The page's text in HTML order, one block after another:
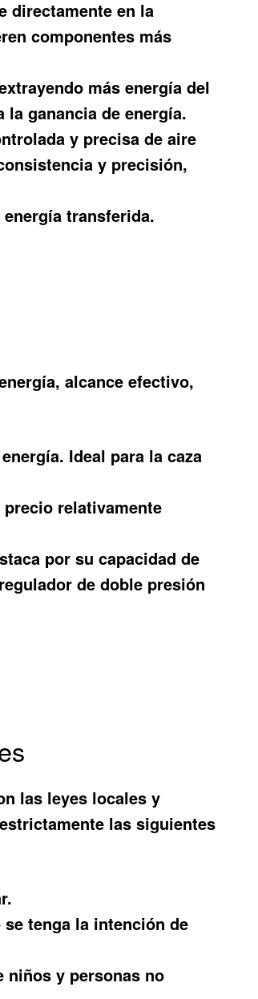
directamente en la
componentes más
más energía del
ganancia de energía.
y precisa de aire
y precisión,
transferida.
alcance efectivo,
Ideal para la caza
relativamente
por su capacidad de
de doble presión
las leyes locales y
las siguientes
tenga la intención de
niños y personas no